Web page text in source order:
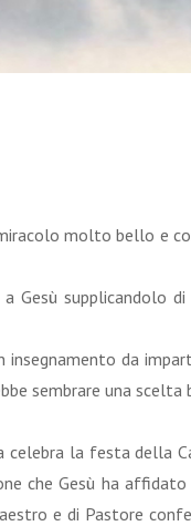
molto bello e
a Gesù supplicandolo
insegnamento da
sembrare una
la festa della
che Gesù ha
e di Pastore